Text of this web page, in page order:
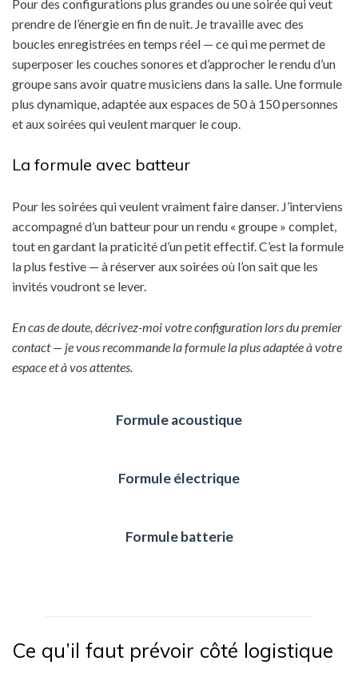
Pour des configurations plus grandes ou une soirée qui veut
prendre de l’énergie en fin de nuit. Je travaille avec des
boucles enregistrées en temps réel — ce qui me permet de
superposer les couches sonores et d’approcher le rendu d’un
groupe sans avoir quatre musiciens dans la salle. Une formule
plus dynamique, adaptée aux espaces de 50 à 150 personnes
et aux soirées qui veulent marquer le coup.
La formule avec batteur
Pour les soirées qui veulent vraiment faire danser. J’interviens
accompagné d’un batteur pour un rendu « groupe » complet,
tout en gardant la praticité d’un petit effectif. C’est la formule
la plus festive — à réserver aux soirées où l’on sait que les
invités voudront se lever.
En cas de doute, décrivez-moi votre configuration lors du premier
contact — je vous recommande la formule la plus adaptée à votre
espace et à vos attentes.
Formule acoustique
Formule électrique
Formule batterie
Ce qu’il faut prévoir côté logistique